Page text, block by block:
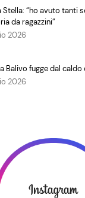
Stella: “ho avuto tanti
da ragazzini”
2026
Balivo fugge dal
2026